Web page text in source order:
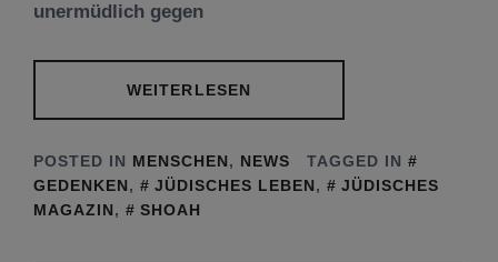
unermüdlich gegen
WEITERLESEN
POSTED IN MENSCHEN, NEWS
TAGGED IN
GEDENKEN, JÜDISCHES LEBEN,
JÜDISCHES
MAGAZIN, SHOAH